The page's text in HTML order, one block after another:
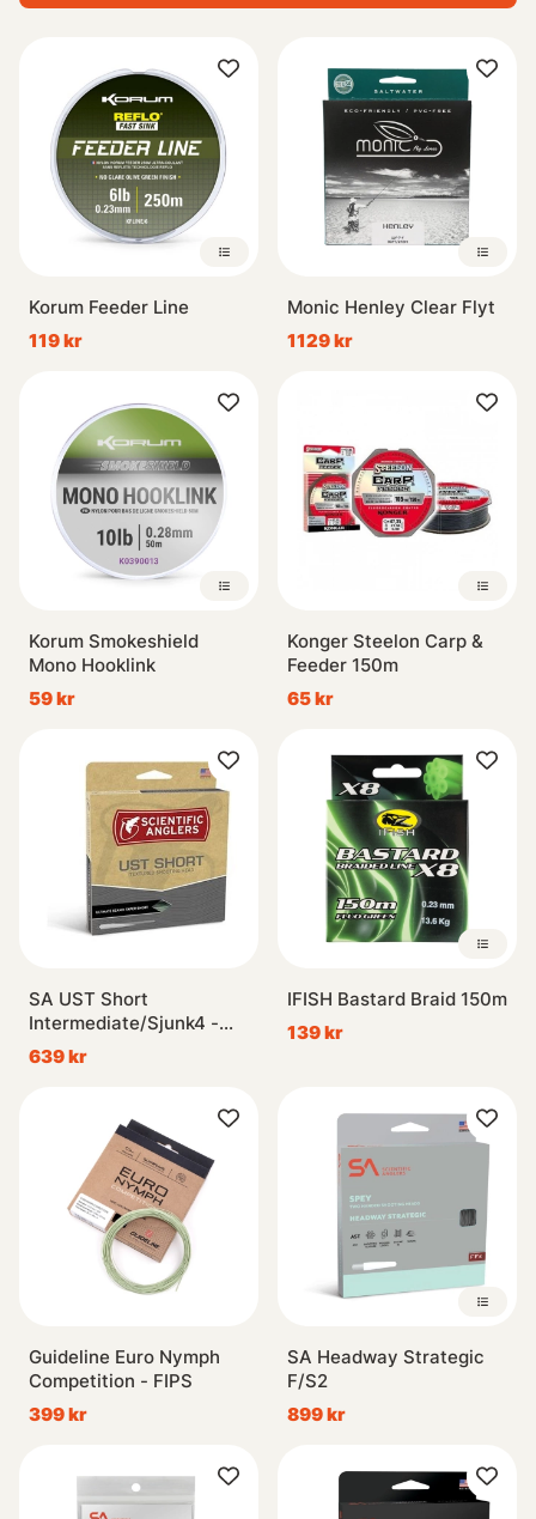
Korum Feeder Line
119 kr
Monic Henley Clear Flyt
1129 kr
Korum Smokeshield
Mono Hooklink
59 kr
Konger Steelon Carp &
Feeder 150m
65 kr
SA UST Short
Intermediate/Sjunk4 -
#8/9 - 34g
639 kr
IFISH Bastard Braid 150m
139 kr
Guideline Euro Nymph
Competition - FIPS
399 kr
SA Headway Strategic
F/S2
899 kr